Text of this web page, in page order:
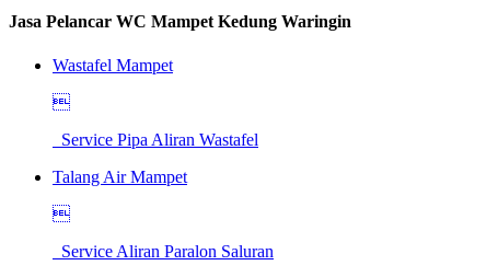
Jasa Pelancar WC Mampet Kedung Waringin
Wastafel Mampet

Service Pipa Aliran Wastafel
Talang Air Mampet

Service Aliran Paralon Saluran